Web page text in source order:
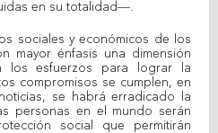
en su totalidad―.
sociales y económicos de los
mayor énfasis una dimensión
los esfuerzos para lograr la
compromisos se cumplen, en
se habrá erradicado la
personas en el mundo serán
social que permitirán